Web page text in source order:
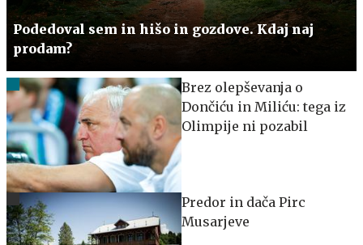
Podedoval sem in hišo in gozdove. Kdaj naj
prodam?
Brez olepševanja o
Dončiću in Miliću: tega iz
Olimpije ni pozabil
Predor in dača Pirc
Musarjeve